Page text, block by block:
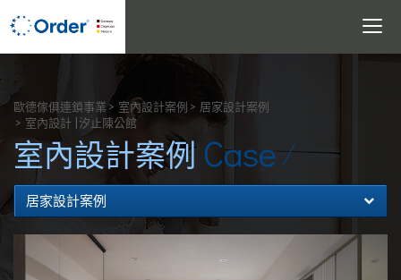
Toggle
歐德傢俱連鎖事業 室內設計案例
居家設計案例
室內設計 |汐止陳公館
室內設計案例 Case
居家設計案例